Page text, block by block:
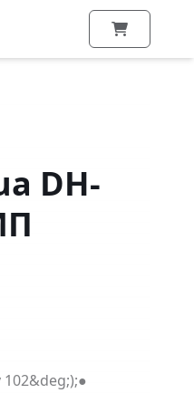
DH-
102&deg;);●